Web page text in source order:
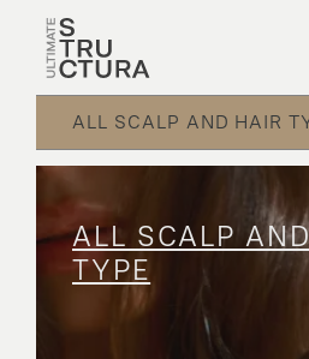
ALL SCALP AND HAIR
ALL SCALP
TYPE